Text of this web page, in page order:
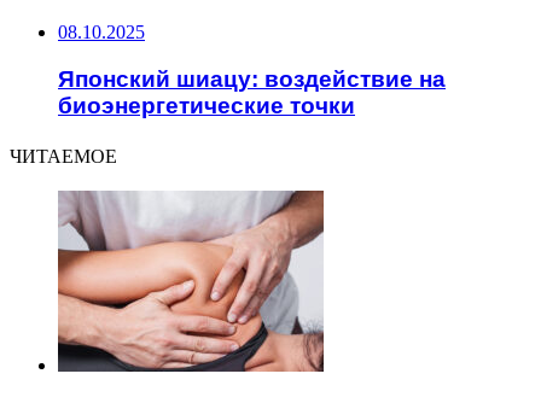
08.10.2025
Японский шиацу: воздействие на
биоэнергетические точки
ЧИТАЕМОЕ